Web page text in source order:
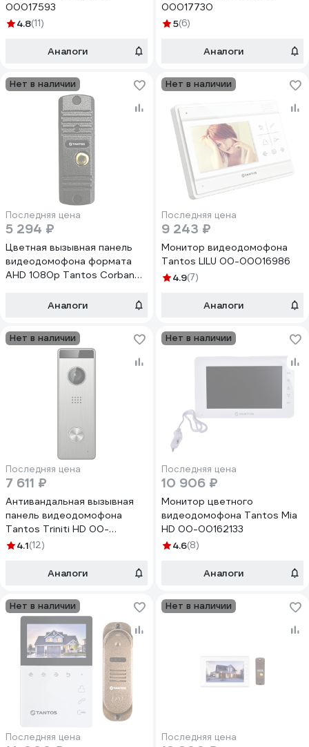
00017593
4.8(11)
Аналоги
00017730
5(6)
Аналоги
Нет в наличии
Последняя цена
5 294 ₽
Цветная вызывная панель
видеодомофона формата
AHD 1080p Tantos Corban
Аналоги
Нет в наличии
Последняя цена
9 243 ₽
Монитор видеодомофона
Tantos LILU 00-00016986
4.9(7)
Аналоги
Нет в наличии
Последняя цена
7 611 ₽
Антивандальная вызывная
панель видеодомофона
Tantos Triniti HD 00-
00090745
4.1(12)
Аналоги
Нет в наличии
Последняя цена
10 906 ₽
Монитор цветного
видеодомофона Tantos Mia
HD 00-00162133
4.6(8)
Аналоги
Нет в наличии
Последняя цена
Нет в наличии
Последняя цена